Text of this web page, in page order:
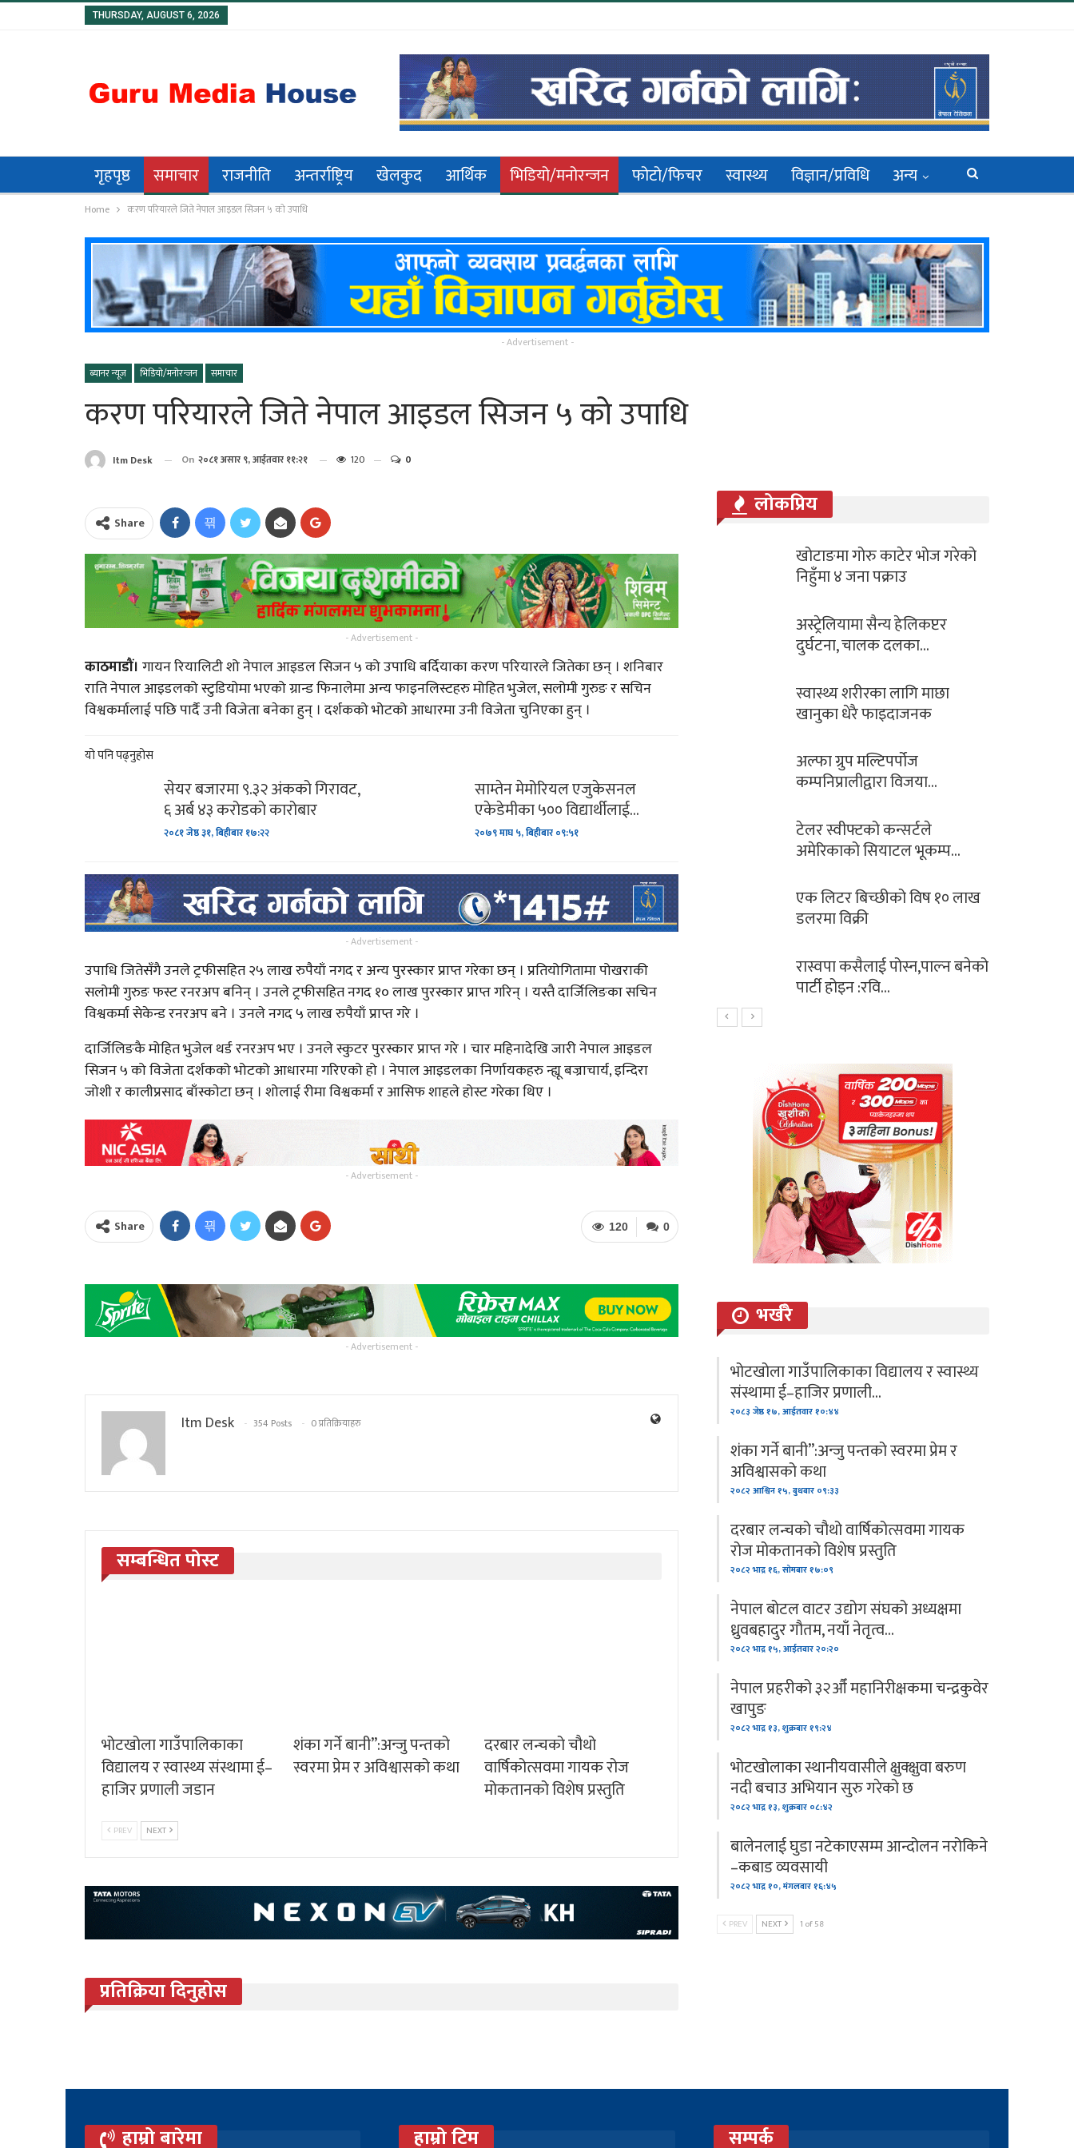
THURSDAY, AUGUST 6, 2026
गृहपृष्ठ समाचार राजनीति अन्तर्राष्ट्रिय खेलकुद आर्थिक भिडियो/मनोरन्जन फोटो/फिचर स्वास्थ्य विज्ञान/प्रविधि अन्य
Home करण परियारले जिते नेपाल आइडल सिजन ५ को उपाधि
- Advertisement -
ब्यानर न्यूज
भिडियो/मनोरन्जन समाचार
करण परियारले जिते नेपाल आइडल सिजन ५ को उपाधि
Itm Desk On २०८१ असार ९, आईतवार ११:२१ 120 0
Share
- Advertisement -
काठमाडौं। गायन रियालिटी शो नेपाल आइडल सिजन ५ को उपाधि बर्दियाका करण परियारले जितेका छन् । शनिबार
राति नेपाल आइडलको स्टुडियोमा भएको ग्रान्ड फिनालेमा अन्य फाइनलिस्टहरु मोहित भुजेल, सलोमी गुरुङ र सचिन
विश्वकर्मालाई पछि पार्दै उनी विजेता बनेका हुन् । दर्शकको भोटको आधारमा उनी विजेता चुनिएका हुन् ।
यो पनि पढ्नुहोस
सेयर बजारमा ९.३२ अंकको गिरावट,
६ अर्ब ४३ करोडकाे कारोबार
२०८१ जेष्ठ ३१, बिहीबार १७:२२
साम्तेन मेमोरियल एजुकेसनल
एकेडेमीका ५०० विद्यार्थीलाई…
२०७९ माघ ५, बिहीबार ०९:५१
- Advertisement -
उपाधि जितेसँगै उनले ट्रफीसहित २५ लाख रुपैयाँ नगद र अन्य पुरस्कार प्राप्त गरेका छन् । प्रतियोगितामा पोखराकी
सलोमी गुरुङ फस्ट रनरअप बनिन् । उनले ट्रफीसहित नगद १० लाख पुरस्कार प्राप्त गरिन् । यस्तै दार्जिलिङका सचिन
विश्वकर्मा सेकेन्ड रनरअप बने । उनले नगद ५ लाख रुपैयाँ प्राप्त गरे ।
दार्जिलिङकै मोहित भुजेल थर्ड रनरअप भए । उनले स्कुटर पुरस्कार प्राप्त गरे । चार महिनादेखि जारी नेपाल आइडल
सिजन ५ को विजेता दर्शकको भोटको आधारमा गरिएको हो । नेपाल आइडलका निर्णायकहरु न्ह्यू बज्राचार्य, इन्दिरा
जोशी र कालीप्रसाद बाँस्काेटा छन् । शोलाई रीमा विश्वकर्मा र आसिफ शाहले होस्ट गरेका थिए ।
- Advertisement -
0
120
Share
- Advertisement -
Itm Desk 354 Posts 0 प्रतिक्रियाहरु
सम्बन्धित पोस्ट
भोटखोला गाउँपालिकाका
विद्यालय र स्वास्थ्य संस्थामा ई–
हाजिर प्रणाली जडान
शंका गर्ने बानी”:अन्जु पन्तको
स्वरमा प्रेम र अविश्वासको कथा
दरबार लन्चको चौथो
वार्षिकोत्सवमा गायक रोज
मोकतानको विशेष प्रस्तुति
PREV NEXT
प्रतिक्रिया दिनुहोस
लोकप्रिय
पत्रकार प्रकाश बराईली
“अभिब्यक्ति” को मायाँ बिनाको…
आज सोमबार यसरी गर्नुहोस्
भगवान शिवको पुजा गर्दा नगर्नुहोस
यी १५ गल्ती !
प्रतियोगिता’ साउन २७ र २८…
भारतद्वारा नयाँ रकेट प्रक्षेपण
साबधान ! शनिबारको दिन भुलेर
पनि कहिल्यै नगर्नुहोस्…
महिना दिन नबित्दै उप्कियो
मध्यपहाडी लोकमार्गको…
गायिका संगीता मस्राङ्गी मगरको
‘तिमी नै त थियौँ…
गायक तथा संगीतकार मनिपाल
तामाङ कथानक चलचित्र ‘ङिङजे’
चलचित्रको ट्रेलर…
कार्कीको नयाँ गित…
याक्थुङ र धर्म पिपासु ?
लिम्बु जातिको परम्परालाई
झल्काउदै चलचित्र सुगुपको…
तिनपटक सगरमाथा चढेका विजय
घिमिरेको अनुभव !
खोटाङमा गोरु काटेर भोज गरेको
निहुँमा ४ जना पक्राउ
अस्ट्रेलियामा सैन्य हेलिकप्टर
दुर्घटना, चालक दलका…
स्वास्थ्य शरीरका लागि माछा
खानुका धेरै फाइदाजनक
अल्फा ग्रुप मल्टिपर्पोज
कम्पनिप्रालीद्वारा विजया…
टेलर स्वीफ्टको कन्सर्टले
अमेरिकाको सियाटल भूकम्प…
एक लिटर बिच्छीको विष १० लाख
डलरमा विक्री
रास्वपा कसैलाई पोस्न,पाल्न बनेको
पार्टी होइन :रवि…
भर्खरै
भोटखोला गाउँपालिकाका विद्यालय र स्वास्थ्य
संस्थामा ई–हाजिर प्रणाली…
२०८३ जेष्ठ १७, आईतवार १०:४४
शंका गर्ने बानी”:अन्जु पन्तको स्वरमा प्रेम र
अविश्वासको कथा
२०८२ आश्विन १५, बुधबार ०९:३३
दरबार लन्चको चौथो वार्षिकोत्सवमा गायक
रोज मोकतानको विशेष प्रस्तुति
२०८२ भाद्र १६, सोमबार १७:०९
नेपाल बोटल वाटर उद्योग संघको अध्यक्षमा
ध्रुवबहादुर गौतम, नयाँ नेतृत्व…
२०८२ भाद्र १५, आईतवार २०:२०
नेपाल प्रहरीको ३२औँ महानिरीक्षकमा चन्द्रकुवेर
खापुङ
२०८२ भाद्र १३, शुक्रबार १९:२४
भोटखोलाका स्थानीयवासीले क्षुक्क्षुवा बरुण
नदी बचाउ अभियान सुरु गरेको छ
२०८२ भाद्र १३, शुक्रबार ०८:४२
बालेनलाई घुडा नटेकाएसम्म आन्दोलन नरोकिने
–कबाड व्यवसायी
२०८२ भाद्र १०, मंगलवार १६:४५
PREV NEXT 1 of 58
हाम्रो बारेमा हाम्रो टिम सम्पर्क